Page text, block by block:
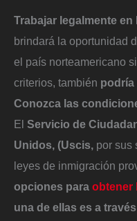
Trabajar legalmente
brindará la oportunidad
el país norteamericano
criterios, también podría
Conozca las
El Servicio de
Unidos, (Uscis, por sus
leyes de inmigración
opciones para obtener
una de ellas es a